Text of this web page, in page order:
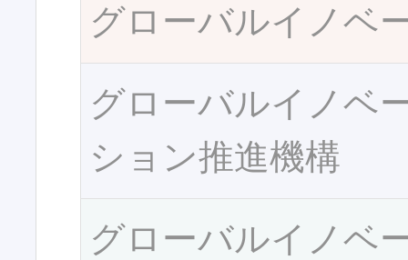
グローバルイノベ
グローバルイノベ
ション推進機構
グローバルイノベ